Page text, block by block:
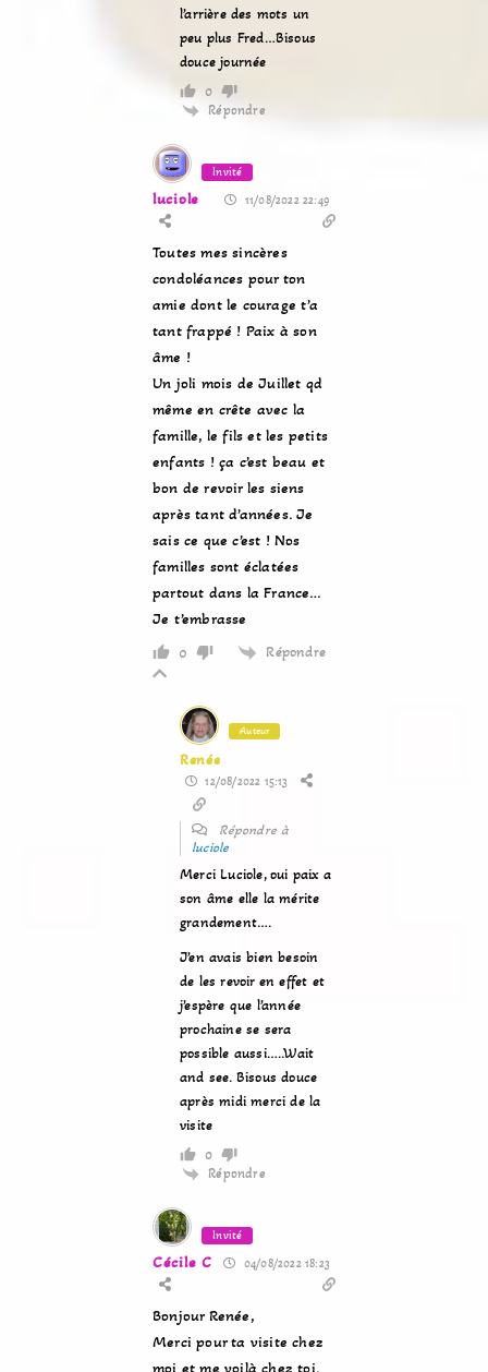
l’arrière des mots un
peu plus Fred…Bisous
douce journée
0
Répondre
Invité
luciole 11/08/2022 22:49
Toutes mes sincères
condoléances pour ton
amie dont le courage t’a
tant frappé ! Paix à son
âme !
Un joli mois de Juillet qd
même en crête avec la
famille, le fils et les petits
enfants ! ça c’est beau et
bon de revoir les siens
après tant d’années. Je
sais ce que c’est ! Nos
familles sont éclatées
partout dans la France…
Je t’embrasse
0 Répondre
Auteur
Renée
12/08/2022 15:13
Répondre à
luciole
Merci Luciole, oui paix a
son âme elle la mérite
grandement….
J’en avais bien besoin
de les revoir en effet et
j’espère que l’année
prochaine se sera
possible aussi…..Wait
and see. Bisous douce
après midi merci de la
visite
0
Répondre
Invité
Cécile C 04/08/2022 18:23
Bonjour Renée,
Merci pour ta visite chez
moi et me voilà chez toi.